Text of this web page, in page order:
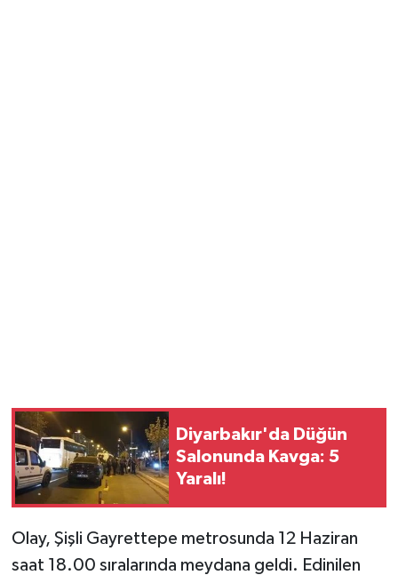
Diyarbakır'da Düğün
Salonunda Kavga: 5
Yaralı!
Olay, Şişli Gayrettepe metrosunda 12 Haziran
saat 18.00 sıralarında meydana geldi. Edinilen